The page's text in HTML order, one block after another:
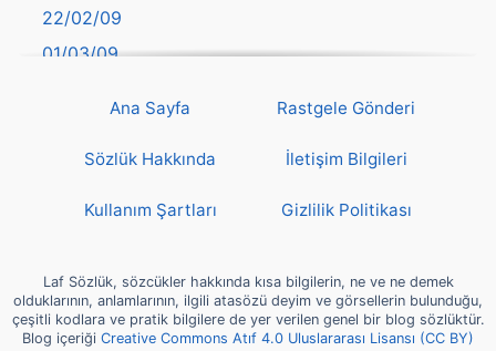
Bolu
Burdur
Çankırı
Çorum
deyim
Diyarbakır
Dünya Haritasında Türkiye
22/02/09
01/03/09
22/03/09
19/04/09
26/04/09
Ana Sayfa Rastgele Gönderi
Sözlük Hakkında İletişim Bilgileri
Kullanım Şartları Gizlilik Politikası
Laf Sözlük, sözcükler hakkında kısa bilgilerin, ne ve ne demek
olduklarının, anlamlarının, ilgili atasözü deyim ve görsellerin bulunduğu,
çeşitli kodlara ve pratik bilgilere de yer verilen genel bir blog sözlüktür.
Blog içeriği Creative Commons Atıf 4.0 Uluslararası Lisansı (CC BY)